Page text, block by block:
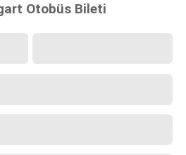
Otobüs Bileti